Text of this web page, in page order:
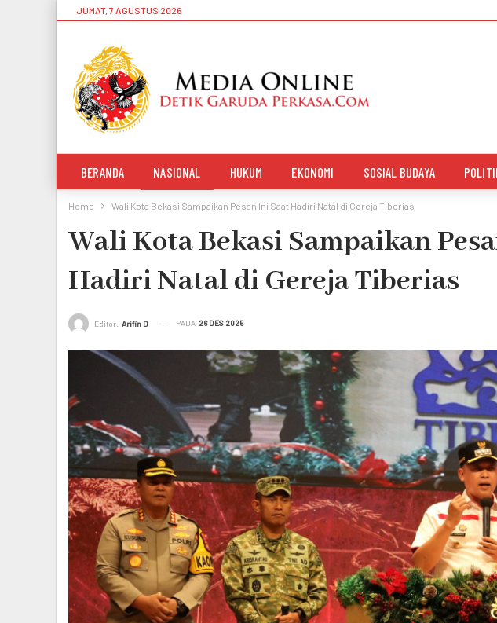
JUMAT, 7 AGUSTUS 2026
BERANDA NASIONAL HUKUM EKONOMI SOSIAL BUDAYA
Home Wali Kota Bekasi Sampaikan Pesan Ini Saat Hadiri Natal di Gereja Tiberias
Wali Kota Bekasi Sampaikan
Hadiri Natal di Gereja Tiberias
Editor: Arifin D PADA 26 DES 2025